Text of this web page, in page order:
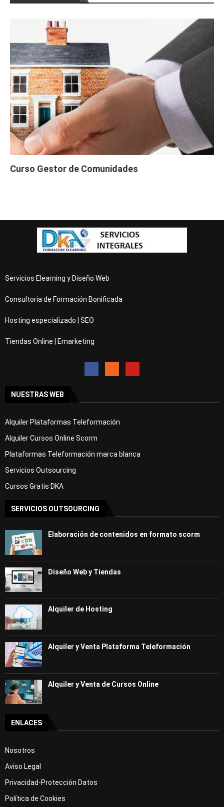
Curso Gestor de Comunidades
Servicios Elearning y Diseño Web
Consultoria de Formación Bonificada
Hosting especializado | SEO
Tiendas Online | Emarketing
NUESTRAS WEB
Alquiler Plataformas Teleformación
Alquiler Cursos Online Scorm
Plataformas Teleformación marca blanca
Servicios Outsourcing
Cursos Gratis DKA
SERVICIOS OUTSOURCING
Elaboración de contenidos en formato scorm
Diseño Web y Tiendas
Alquiler de Hosting
Alquiler y Venta Plataforma Teleformación
Alquiler y Venta de Cursos Online
ENLACES
Nosotros
Aviso Legal
Privacidad-Protección Datos
Política de Cookies